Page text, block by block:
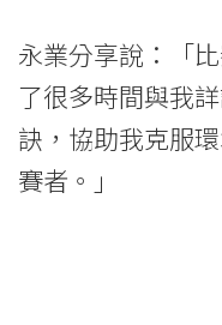
國
際
學
永業分享說：「
了很多時間與我
訣，協助我克服
賽者。」